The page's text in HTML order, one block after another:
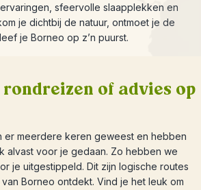
sfeervolle slaapplekken en
je dichtbij de natuur, ontmoet je de
je Borneo op z’n puurst.
of advies op
er meerdere keren geweest en hebben
alvast voor je gedaan. Zo hebben we
je uitgestippeld. Dit zijn logische routes
Borneo ontdekt. Vind je het leuk om